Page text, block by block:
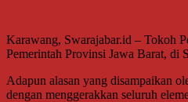
Karawang, Swarajabar.id – Tokoh
Pemerintah Provinsi Jawa Barat, di
Adapun alasan yang disampaikan
dengan menggerakkan seluruh